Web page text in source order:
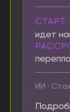
СТАРТ
идет
ИИ ·